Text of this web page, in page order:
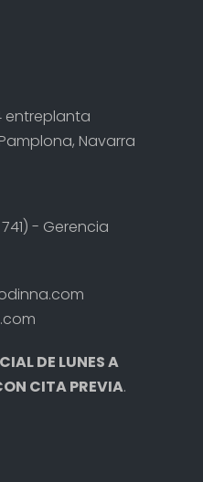
entreplanta
Navarra
- Gerencia
DE LUNES A
CITA PREVIA.